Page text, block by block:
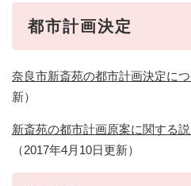
都市計画決定
奈良市新斎苑の都市計画決定に
新）
新斎苑の都市計画原案に関する
（2017年4月10日更新）​